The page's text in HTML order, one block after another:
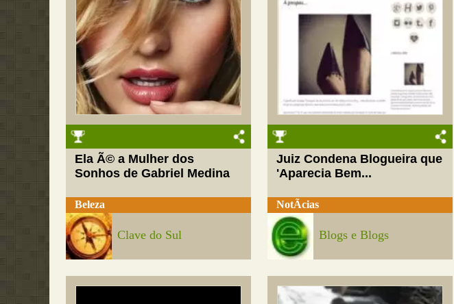
Ela Ã© a Mulher dos
Sonhos de Gabriel Medina
Beleza
Clave do Sul
Juiz Condena Blogueira que
'Aparecia Bem...
NotÃ­cias
Blogs e Blogs